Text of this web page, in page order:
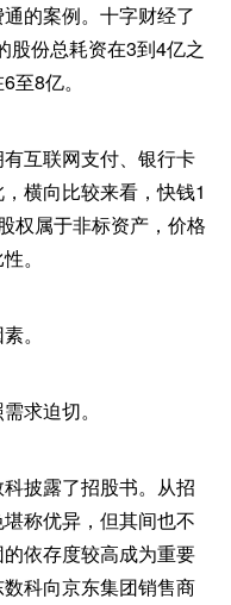
的案例。十字财经了
股份总耗资在3到4亿之
8亿。
互联网支付、银行卡
横向比较来看，快钱1
权属于非标资产，价格
。
。
求迫切。
披露了招股书。从招
称优异，但其间也不
依存度较高成为重要
科向京东集团销售商